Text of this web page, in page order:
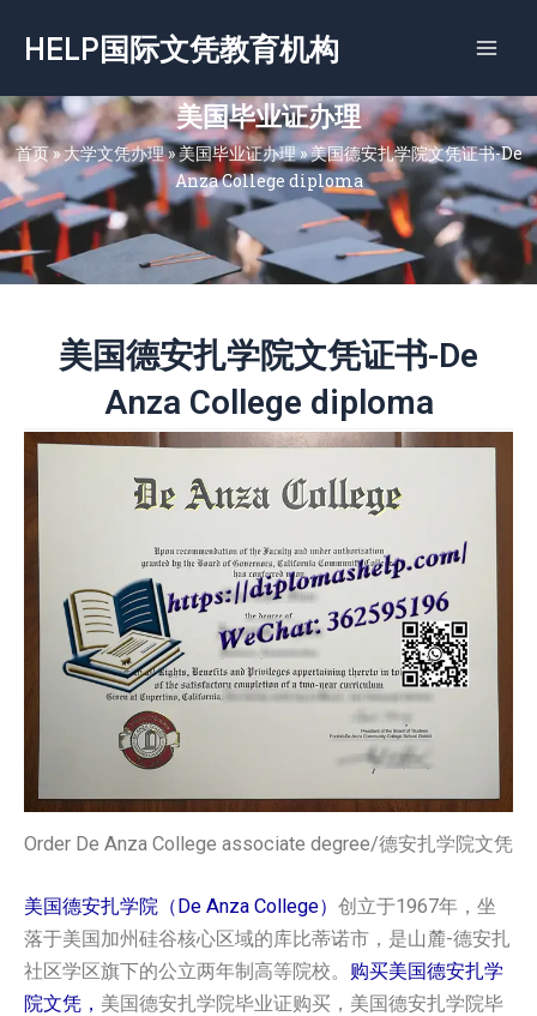
容
HELP国际文凭教育机构
美国毕业证办理
首页»大学文凭办理»美国毕业证办理»美国德安扎学院文凭证书-De
Anza College diploma
美国德安扎学院文凭证书-De
Anza College diploma
Order De Anza College associate degree/德安扎学院文凭
美国德安扎学院（De Anza College） 创立于1967年，坐
落于美国加州硅谷核心区域的库比蒂诺市，是山麓-德安扎
社区学区旗下的公立两年制高等院校。 购买美国‌‌德安扎学
院‌文凭， 美国‌‌德安扎学院‌毕业证购买，美国‌‌德安扎学院‌毕